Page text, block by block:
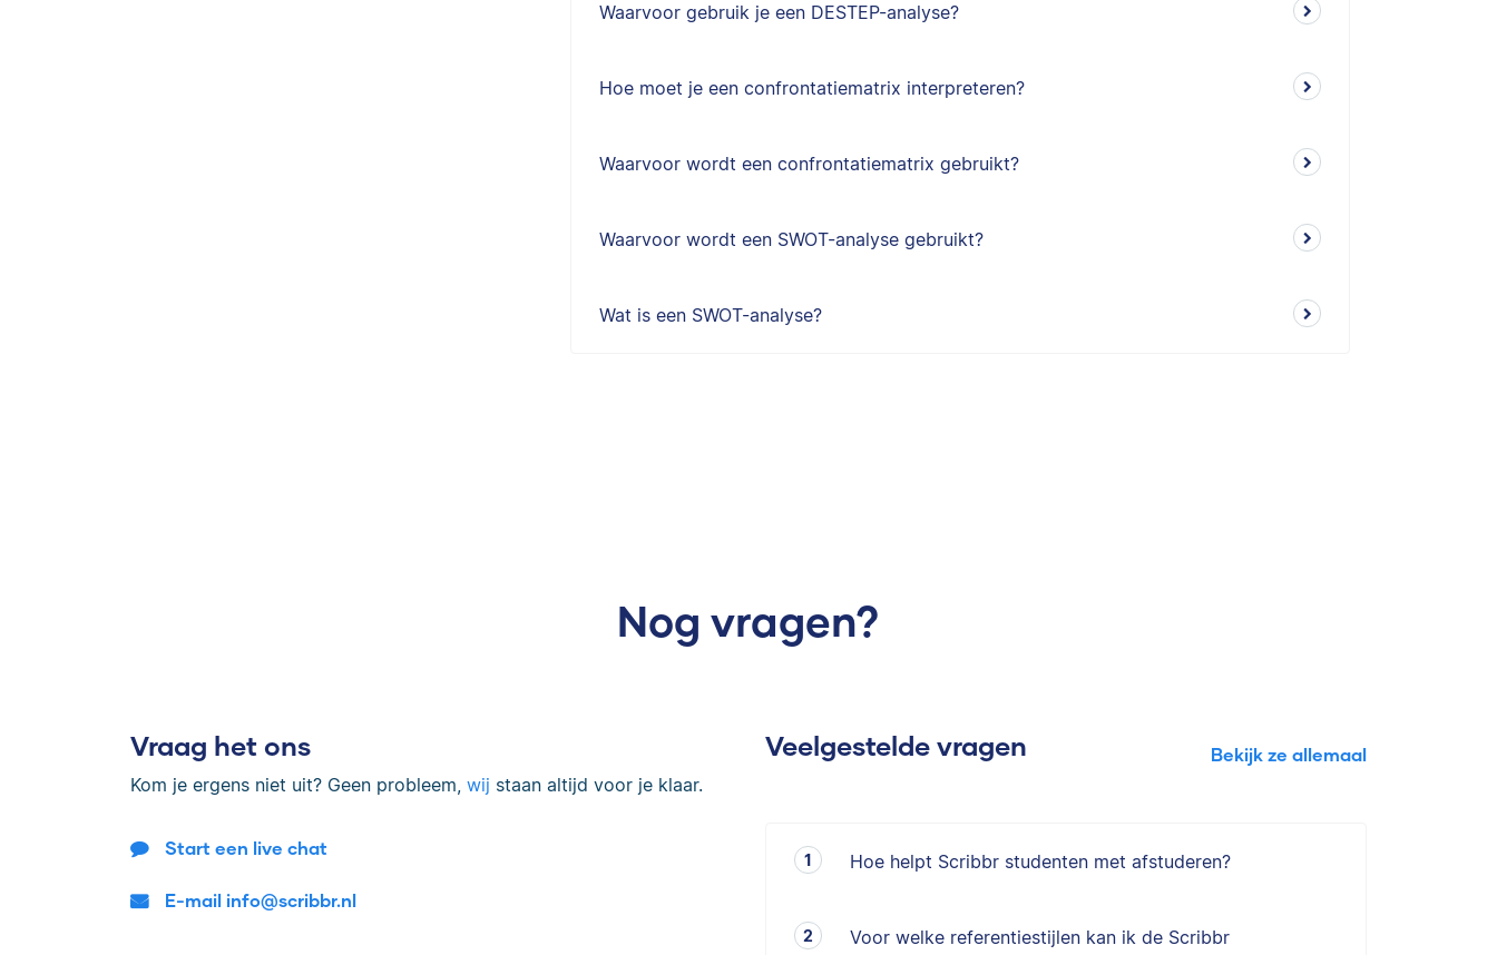
Waarvoor gebruik je een DESTEP-analyse?
Hoe moet je een confrontatiematrix interpreteren?
Waarvoor wordt een confrontatiematrix gebruikt?
Waarvoor wordt een SWOT-analyse gebruikt?
Wat is een SWOT-analyse?
Nog vragen?
Vraag het ons
Kom je ergens niet uit? Geen probleem, wij staan altijd voor je klaar.
Start een live chat
E-mail info@scribbr.nl
Veelgestelde vragen Bekijk ze allemaal
Hoe helpt Scribbr studenten met afstuderen?
Voor welke referentiestijlen kan ik de Scribbr